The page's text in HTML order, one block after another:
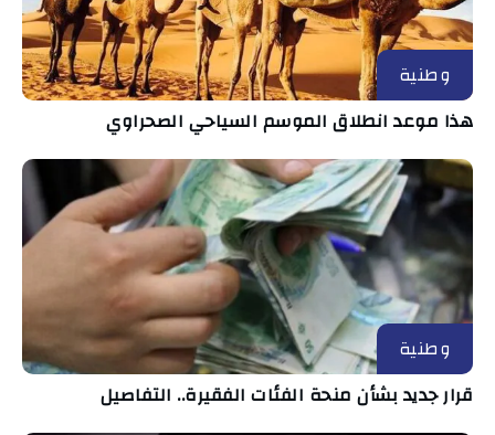
وطنية
هذا موعد انطلاق الموسم السياحي الصحراوي
وطنية
قرار جديد بشأن منحة الفئات الفقيرة.. التفاصيل